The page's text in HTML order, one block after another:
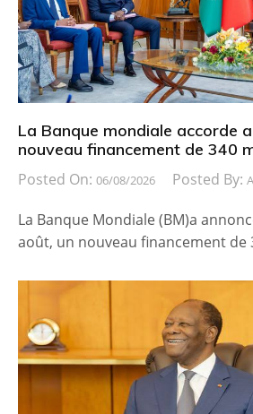
La Banque mondiale accorde
nouveau financement de 340
Posted On: 06/08/2026 Posted By:
La Banque Mondiale (BM)a
août, un nouveau financement de